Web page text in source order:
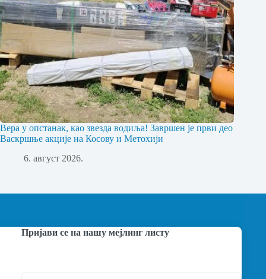
Вера у опстанак, као звезда водиља! Завршен је први део
Васкршње акције на Косову и Метохији
6. август 2026.
Пријави се на нашу мејлинг листу